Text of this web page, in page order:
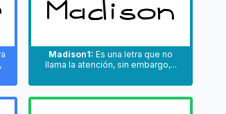
Madison1: Es una letra que no
llama la atención, sin embargo,...